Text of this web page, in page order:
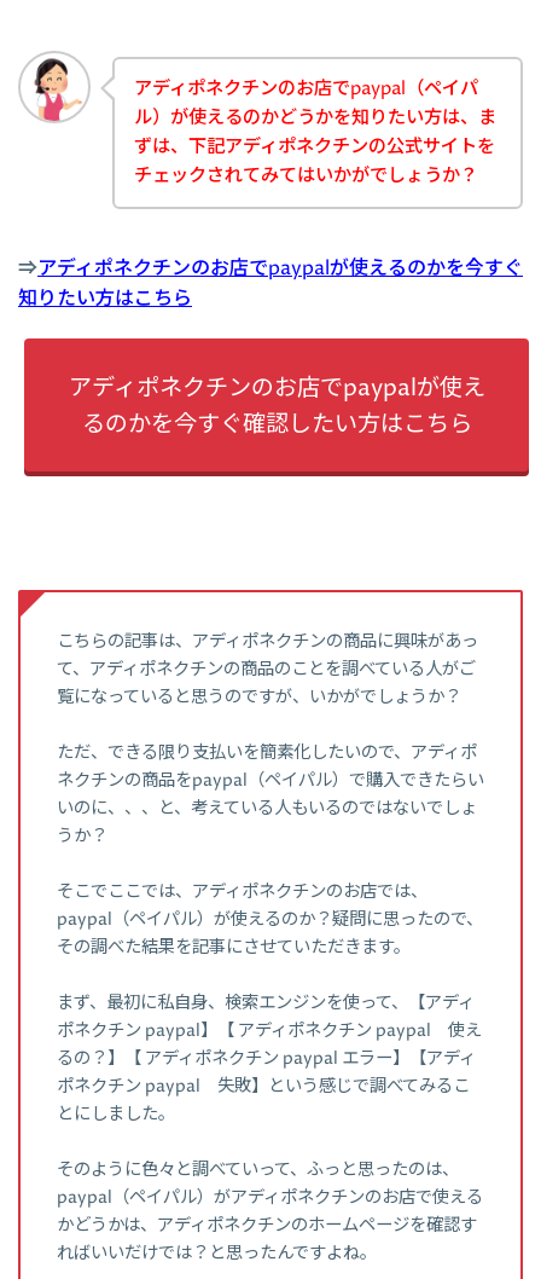
アディポネクチンのお店でpaypal（ペイパ
ル）が使えるのかどうかを知りたい方は、ま
ずは、下記アディポネクチンの公式サイトを
チェックされてみてはいかがでしょうか？
⇒アディポネクチンのお店でpaypalが使えるのかを今すぐ
知りたい方はこちら
アディポネクチンのお店でpaypalが使え
るのかを今すぐ確認したい方はこちら
こちらの記事は、アディポネクチンの商品に興味があっ
て、アディポネクチンの商品のことを調べている人がご
覧になっていると思うのですが、いかがでしょうか？
ただ、できる限り支払いを簡素化したいので、アディポ
ネクチンの商品をpaypal（ペイパル）で購入できたらい
いのに、、、と、考えている人もいるのではないでしょ
うか？
そこでここでは、アディポネクチンのお店では、
paypal（ペイパル）が使えるのか？疑問に思ったので、
その調べた結果を記事にさせていただきます。
まず、最初に私自身、検索エンジンを使って、【アディ
ポネクチン paypal】【 アディポネクチン paypal 使え
るの？】【 アディポネクチン paypal エラー】【アディ
ポネクチン paypal 失敗】という感じで調べてみるこ
とにしました。
そのように色々と調べていって、ふっと思ったのは、
paypal（ペイパル）がアディポネクチンのお店で使える
かどうかは、アディポネクチンのホームページを確認す
ればいいだけでは？と思ったんですよね。